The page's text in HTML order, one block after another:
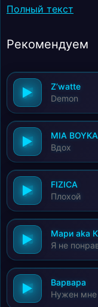
Вашей маме зять
Когда ты упала с
Я тебя люблю
Когда ты упала с
упала с небес, не
Я люблю тебя я
Вашей маме зять
Полный текст
Рекомендуем
Z’watte
Demon
MIA BOYKA
Вдох
FIZICA
Плохой
Мари aka
Я не
Варвара
Нужен мне